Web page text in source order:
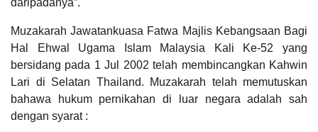
Muzakarah Jawatankuasa Fatwa Majlis Kebangsaan Bagi
Hal Ehwal Ugama Islam Malaysia Kali Ke-52 yang
bersidang pada 1 Jul 2002 telah membincangkan Kahwin
Lari di Selatan Thailand. Muzakarah telah memutuskan
bahawa hukum pernikahan di luar negara adalah sah
dengan syarat :